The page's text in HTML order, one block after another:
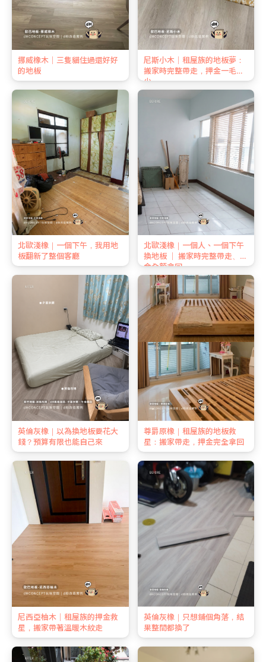
挪威橡木｜三隻貓住過還好好
的地板
尼斯小木｜租屋族的地板夢：
搬家時完整帶走，押金一毛不
少
北歐淺橡｜一個下午，我用地
板翻新了整個客廳
北歐淺橡｜一個人、一個下午
換地板 ｜ 搬家時完整帶走、押
金全額拿回
英倫灰橡｜以為換地板要花大
錢？預算有限也能自己來
尊爵原橡｜租屋族的地板救
星：搬家帶走，押金完全拿回
尼西亞柚木｜租屋族的押金救
星，搬家帶著溫暖木紋走
英倫灰橡｜只想鋪個角落，結
果整間都換了